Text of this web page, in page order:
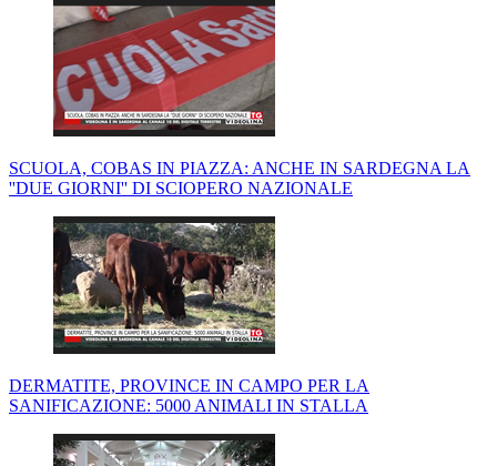
SCUOLA, COBAS IN PIAZZA: ANCHE IN SARDEGNA LA
''DUE GIORNI'' DI SCIOPERO NAZIONALE
DERMATITE, PROVINCE IN CAMPO PER LA
SANIFICAZIONE: 5000 ANIMALI IN STALLA